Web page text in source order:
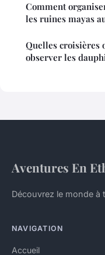
Comment
les ruines mayas
Quelles croisières
observer les
Aventures En
Découvrez le monde à
NAVIGATION
Accueil